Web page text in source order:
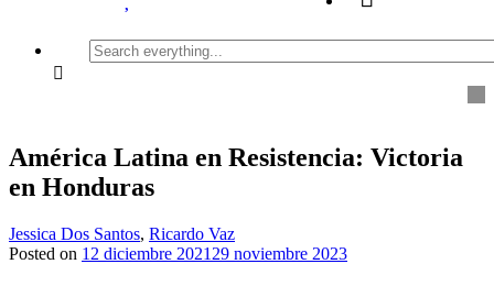
Search
everything...
América Latina en Resistencia: Victoria
en Honduras
Jessica Dos Santos, Ricardo Vaz
Posted on 12 diciembre 2021 29 noviembre 2023